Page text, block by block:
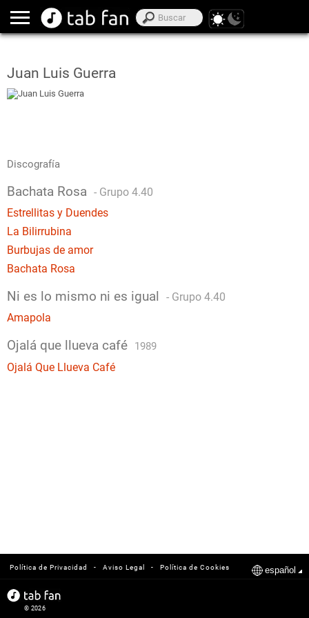
Juan Luis Guerra
Discografía
Bachata Rosa - Grupo 4.40
Estrellitas y Duendes
La Bilirrubina
Burbujas de amor
Bachata Rosa
Ni es lo mismo ni es igual - Grupo 4.40
Amapola
Ojalá que llueva café 1989
Ojalá Que Llueva Café
Política de Cookies
-
Aviso Legal
-
Política de Privacidad español
© 2026